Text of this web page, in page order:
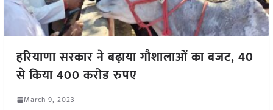
हरियाणा सरकार ने बढ़ाया गौशालाओं का बजट, 40
से किया 400 करोड रुपए
March 9, 2023